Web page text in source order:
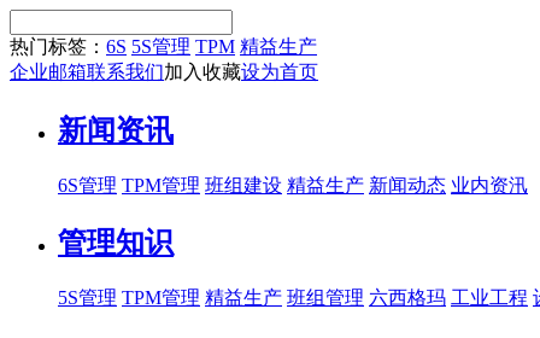
热门标签： 6S 5S管理 TPM 精益生产
企业邮箱联系我们加入收藏设为首页
新闻资讯
6S管理 TPM管理 班组建设 精益生产 新闻动态 业内资汛
管理知识
5S管理 TPM管理 精益生产 班组管理 六西格玛 工业工程